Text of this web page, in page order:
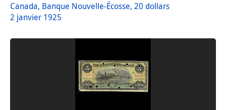
Canada, Banque Nouvelle-Écosse, 20 dollars
2 janvier 1925